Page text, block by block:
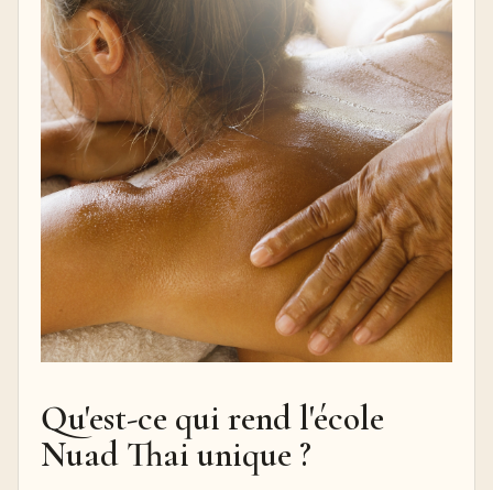
Qu'est-ce qui rend l'école
Nuad Thai unique ?